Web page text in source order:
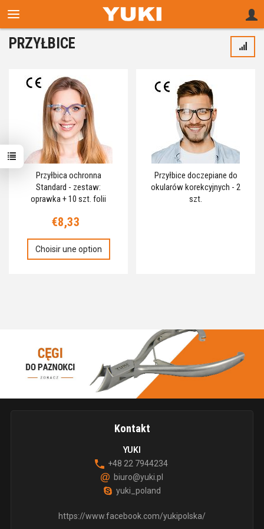
PRZYŁBICE
Przyłbica ochronna
Standard - zestaw:
oprawka + 10 szt. folii
€8,33
Choisir une option
Przyłbice doczepiane do
okularów korekcyjnych - 2
szt.
Kontakt
YUKI
+48 22 7944234
biuro@yuki.pl
yuki_poland
https://www.facebook.com/yukipolska/